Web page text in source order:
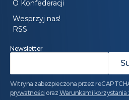
O Konfederacji
Wesprzyj nas!
RSS
Newsletter
Witryna zabezpieczona przez
prywatności oraz Warunkami korzystania